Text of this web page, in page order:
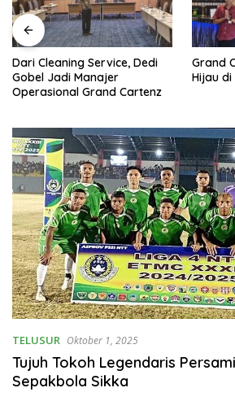
Dari Cleaning Service, Dedi
Gobel Jadi Manajer
Operasional Grand Cartenz
Grand
Hijau
TELUSUR Oktober 1, 2025
Tujuh Tokoh Legendaris
Sepakbola Sikka